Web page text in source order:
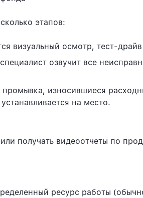
этапов:
визуальный осмотр, тест-
озвучит все
износившиеся
на место.
получать видеоотчеты по
ресурс работы